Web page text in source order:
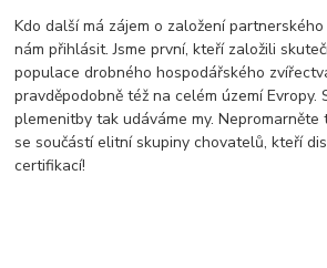
Kdo další má zájem o založení
nám přihlásit. Jsme první, kteří založili
populace drobného hospodářského
pravděpodobně též na celém území Evropy.
plemenitby tak udáváme my.
se součástí elitní skupiny chovatelů, kteří
certifikací!